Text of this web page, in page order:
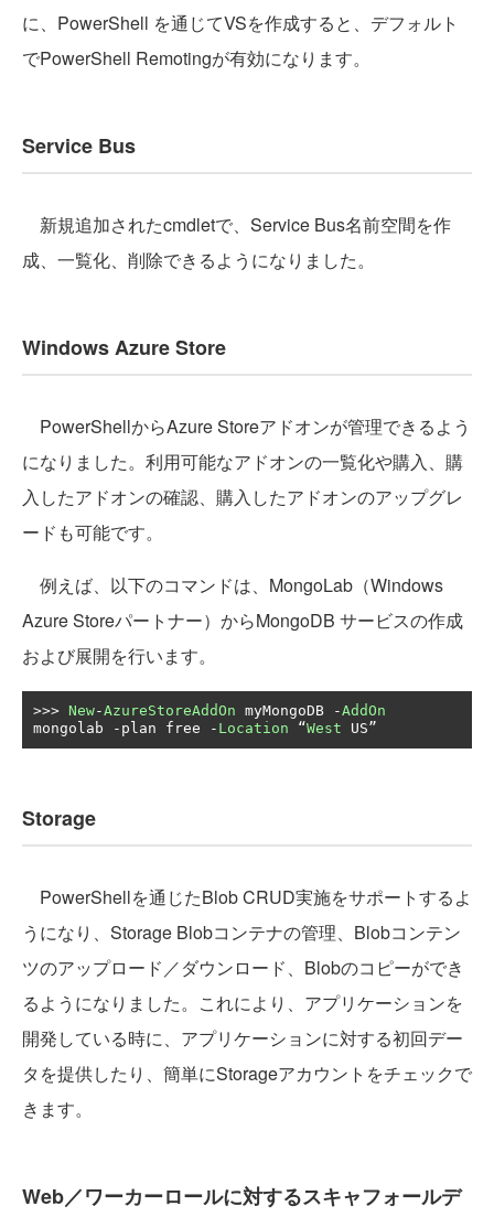
に、PowerShell を通じてVSを作成すると、デフォルト
でPowerShell Remotingが有効になります。
Service Bus
新規追加されたcmdletで、Service Bus名前空間を作
成、一覧化、削除できるようになりました。
Windows Azure Store
PowerShellからAzure Storeアドオンが管理できるよう
になりました。利用可能なアドオンの一覧化や購入、購
入したアドオンの確認、購入したアドオンのアップグレ
ードも可能です。
例えば、以下のコマンドは、MongoLab（Windows
Azure Storeパートナー）からMongoDB サービスの作成
および展開を行います。
>>> New-AzureStoreAddOn myMongoDB -AddOn
mongolab
- plan free - Location “West US”
Storage
PowerShellを通じたBlob CRUD実施をサポートするよ
うになり、Storage Blobコンテナの管理、Blobコンテン
ツのアップロード／ダウンロード、Blobのコピーができ
るようになりました。これにより、アプリケーションを
開発している時に、アプリケーションに対する初回デー
タを提供したり、簡単にStorageアカウントをチェックで
きます。
Web／ワーカーロールに対するスキャフォールデ